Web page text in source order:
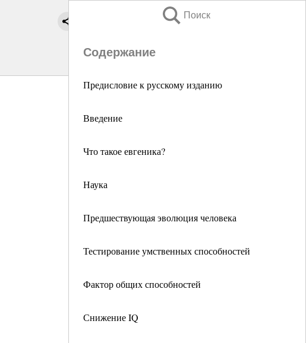
Поиск
Содержание
Предисловие к русскому изданию
Введение
Что такое евгеника?
Наука
Предшествующая эволюция человека
Тестирование умственных способностей
Фактор общих способностей
Снижение IQ